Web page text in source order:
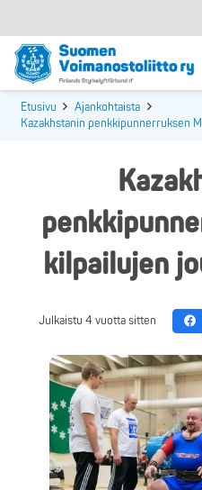
Etusivu
Ajankohtaista
Kazakhstanin penkkipunnerruksen
kilpailujen
Julkaistu 4 vuotta sitten